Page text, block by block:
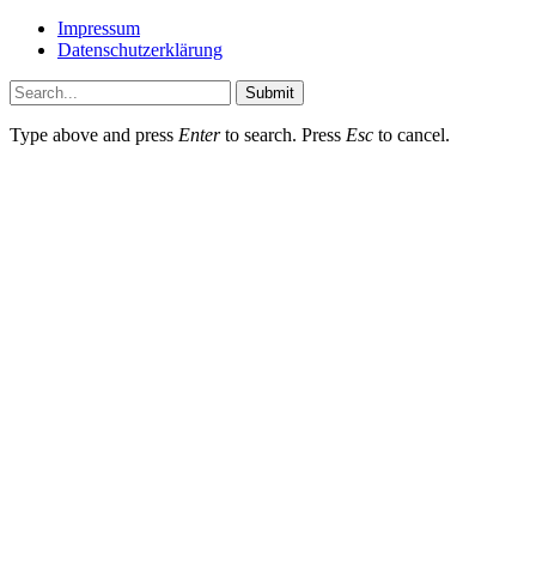
Impressum
Datenschutzerklärung
Submit
Type above and press Enterto search. Press Esc to cancel.